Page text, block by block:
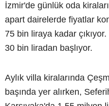
İzmir'de günlük oda
apart dairelerde fiyatlar
75 bin liraya kadar
30 bin liradan başlıyor.
Aylık villa kiralarında
başında yer alırken,